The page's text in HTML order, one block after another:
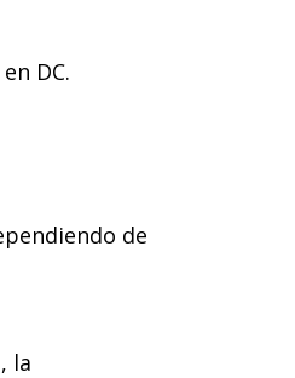
DC.
de
la